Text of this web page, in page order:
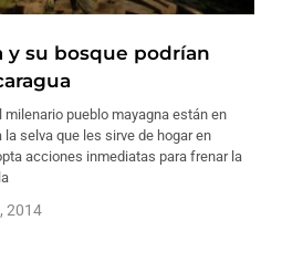
y su bosque podrían
pueblo mayagna están en
selva que les sirve de hogar en
acciones inmediatas para frenar la
2014